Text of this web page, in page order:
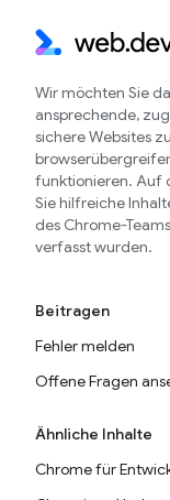
Wir möchten Sie
ansprechende,
sichere Websites
funktionieren. Auf
Sie hilfreiche
des Chrome-
verfasst wurden.
Beitragen
Fehler melden
Offene Fragen
Ähnliche Inhalte
Chrome für